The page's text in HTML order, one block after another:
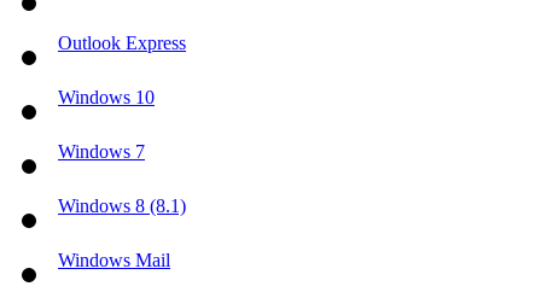
Outlook Express
Windows 10
Windows 7
Windows 8 (8.1)
Windows Mail